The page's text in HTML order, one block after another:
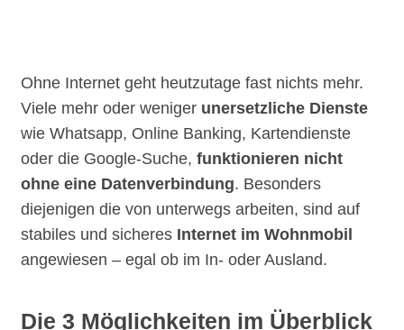
Ohne Internet geht heutzutage fast nichts mehr.
Viele mehr oder weniger unersetzliche Dienste
wie Whatsapp, Online Banking, Kartendienste
oder die Google-Suche, funktionieren nicht
ohne eine Datenverbindung. Besonders
diejenigen die von unterwegs arbeiten, sind auf
stabiles und sicheres Internet im Wohnmobil
angewiesen – egal ob im In- oder Ausland.
Die 3 Möglichkeiten im Überblick